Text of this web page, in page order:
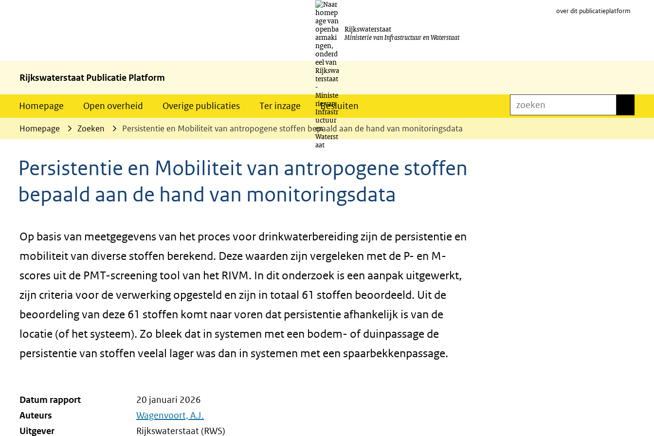
Ga
naar
inhoud
Rijkswaterstaat
Ministerie van Infrastructuur en Waterstaat
over dit publicatieplatform
Rijkswaterstaat Publicatie Platform
Homepage Open overheid Overige publicaties Ter inzage Besluiten zoeken
Homepage Zoeken Persistentie en Mobiliteit van antropogene stoffen bepaald aan de hand van monitoringsdata
Persistentie en Mobiliteit van antropogene stoffen
bepaald aan de hand van monitoringsdata
Op basis van meetgegevens van het proces voor drinkwaterbereiding zijn de persistentie en
mobiliteit van diverse stoffen berekend. Deze waarden zijn vergeleken met de P- en M-
scores uit de PMT-screening tool van het RIVM. In dit onderzoek is een aanpak uitgewerkt,
zijn criteria voor de verwerking opgesteld en zijn in totaal 61 stoffen beoordeeld. Uit de
beoordeling van deze 61 stoffen komt naar voren dat persistentie afhankelijk is van de
locatie (of het systeem). Zo bleek dat in systemen met een bodem- of duinpassage de
persistentie van stoffen veelal lager was dan in systemen met een spaarbekkenpassage.
Datum rapport
20 januari 2026
Auteurs
Wagenvoort, A.J.
Uitgever
Rijkswaterstaat (RWS)